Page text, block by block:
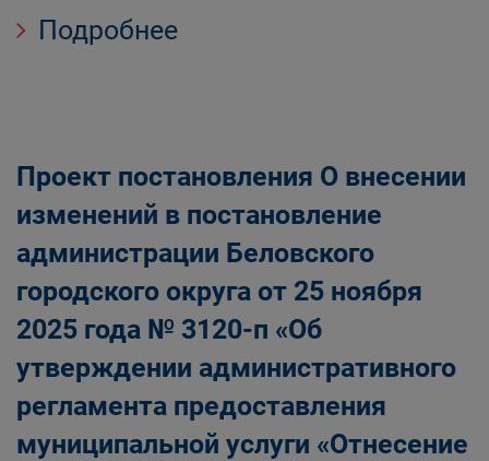
Подробнее
Проект постановления О внесении
изменений в постановление
администрации Беловского
городского округа от 25 ноября
2025 года № 3120-п «Об
утверждении административного
регламента предоставления
муниципальной услуги «Отнесение